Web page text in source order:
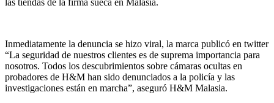
las tiendas de la firma sueca en Malasia.
Inmediatamente la denuncia se hizo viral, la marca publicó en twitter
“La seguridad de nuestros clientes es de suprema importancia para
nosotros. Todos los descubrimientos sobre cámaras ocultas en
probadores de H&M han sido denunciados a la policía y las
investigaciones están en marcha”, aseguró H&M Malasia.